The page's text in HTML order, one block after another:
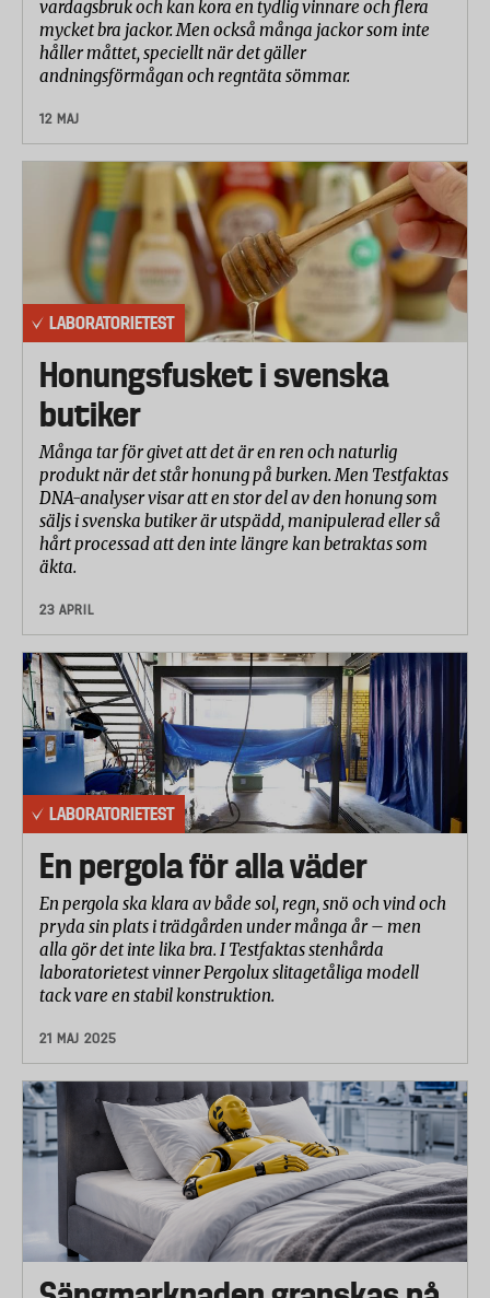
vardagsbruk och kan kora en tydlig vinnare och flera
mycket bra jackor. Men också många jackor som inte
håller måttet, speciellt när det gäller
andningsförmågan och regntäta sömmar.
12 MAJ
LABORATORIETEST
Honungsfusket i svenska
butiker
Många tar för givet att det är en ren och naturlig
produkt när det står honung på burken. Men Testfaktas
DNA-analyser visar att en stor del av den honung som
säljs i svenska butiker är utspädd, manipulerad eller så
hårt processad att den inte längre kan betraktas som
äkta.
23 APRIL
LABORATORIETEST
En pergola för alla väder
En pergola ska klara av både sol, regn, snö och vind och
pryda sin plats i trädgården under många år – men
alla gör det inte lika bra. I Testfaktas stenhårda
laboratorietest vinner Pergolux slitagetåliga modell
tack vare en stabil konstruktion.
21 MAJ 2025